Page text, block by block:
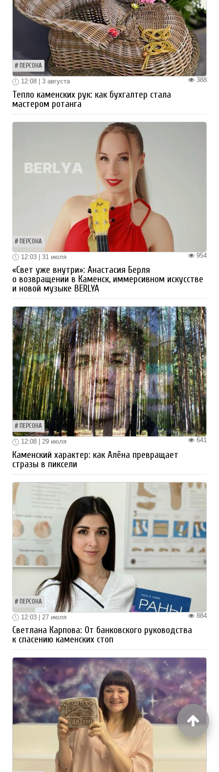
ПЕРСОНА
388
12:08 | 3 августа
Тепло каменских рук: как бухгалтер стала
мастером ротанга
ПЕРСОНА
954
12:03 | 31 июля
«Свет уже внутри»: Анастасия Берля
о возвращении в Каменск, иммерсивном искусстве
и новой музыке BERLYA
ПЕРСОНА
641
12:08 | 29 июля
Каменский характер: как Алёна превращает
стразы в пиксели
ПЕРСОНА
884
12:03 | 27 июля
Светлана Карпова: От банковского руководства
к спасению каменских стоп